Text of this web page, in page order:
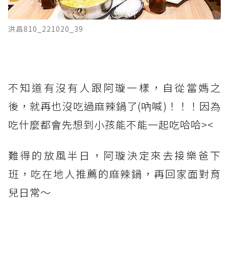
洪昌810_221020_39
不知道有沒有人跟阿璇一樣，自從當媽之
後，就再也沒吃過麻辣鍋了(吶喊)！！！因為
吃什麼都會先想到小孩能不能一起吃哈哈><
難得的放風半日，阿璇決定來去接樂爸下
班，吃在地人推薦的麻辣鍋，再回家面對育
兒日常～